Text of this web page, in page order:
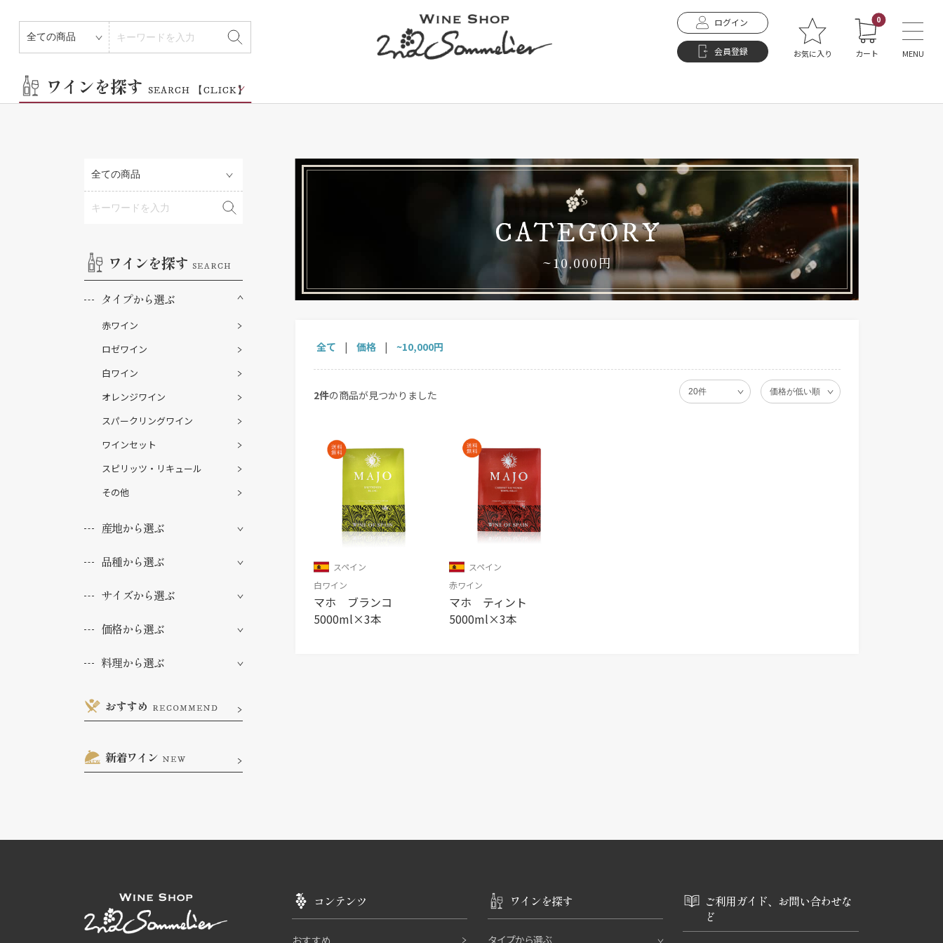
ログイン
会員登録 お気に入り
0
カート MENU
ワインを探す SEARCH 【CLICK】
CATEGORY
~10,000円
全て | 価格 | ~10,000円
2件の商品が見つかりました
スペイン
白ワイン
マホ ブランコ
5000ml×3本
スペイン
赤ワイン
マホ ティント
5000ml×3本
ワインを探す SEARCH
タイプから選ぶ
赤ワイン
ロゼワイン
白ワイン
オレンジワイン
スパークリングワイン
ワインセット
スピリッツ・リキュール
その他
産地から選ぶ
品種から選ぶ
サイズから選ぶ
価格から選ぶ
料理から選ぶ
おすすめ RECOMMEND
新着ワイン NEW
コンテンツ
おすすめ
ワインを探す
タイプから選ぶ
ご利用ガイド、お問い合わせな
ど